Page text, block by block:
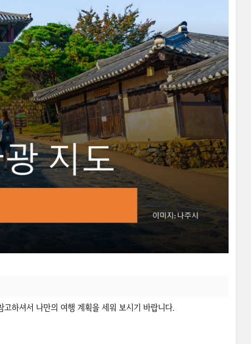
하셔서 나만의 여행 계획을 세워 보시기 바랍니다.